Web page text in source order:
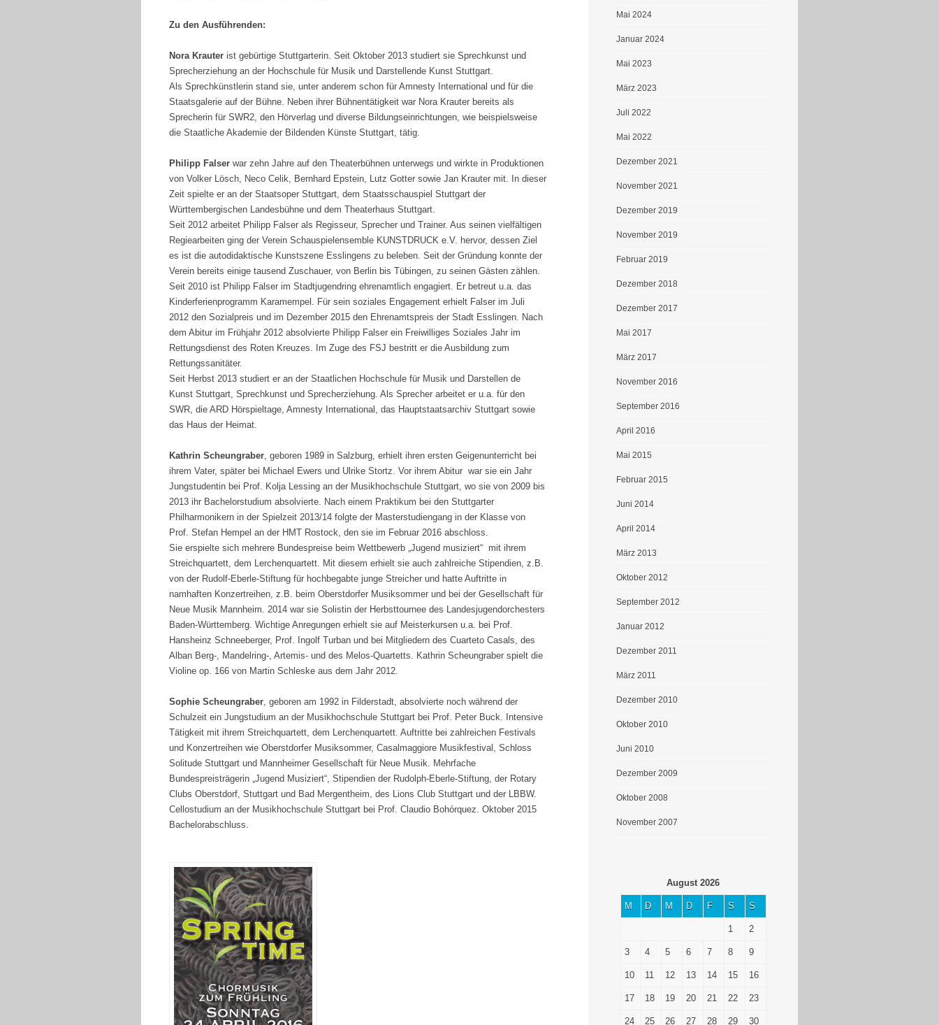
Zu den Ausführenden:
Nora Krauter ist gebürtige Stuttgarterin. Seit Oktober 2013 studiert sie Sprechkunst und
Sprecherziehung an der Hochschule für Musik und Darstellende Kunst Stuttgart.
Als Sprechkünstlerin stand sie, unter anderem schon für Amnesty International und für die
Staatsgalerie auf der Bühne. Neben ihrer Bühnentätigkeit war Nora Krauter bereits als
Sprecherin für SWR2, den Hörverlag und diverse Bildungseinrichtungen, wie beispielsweise
die Staatliche Akademie der Bildenden Künste Stuttgart, tätig.
Philipp Falser war zehn Jahre auf den Theaterbühnen unterwegs und wirkte in Produktionen
von Volker Lösch, Neco Celik, Bernhard Epstein, Lutz Gotter sowie Jan Krauter mit. In dieser
Zeit spielte er an der Staatsoper Stuttgart, dem Staatsschauspiel Stuttgart der
Württembergischen Landesbühne und dem Theaterhaus Stuttgart.
Seit 2012 arbeitet Philipp Falser als Regisseur, Sprecher und Trainer. Aus seinen vielfältigen
Regiearbeiten ging der Verein Schauspielensemble KUNSTDRUCK e.V. hervor, dessen Ziel
es ist die autodidaktische Kunstszene Esslingens zu beleben. Seit der Gründung konnte der
Verein bereits einige tausend Zuschauer, von Berlin bis Tübingen, zu seinen Gästen zählen.
Seit 2010 ist Philipp Falser im Stadtjugendring ehrenamtlich engagiert. Er betreut u.a. das
Kinderferienprogramm Karamempel. Für sein soziales Engagement erhielt Falser im Juli
2012 den Sozialpreis und im Dezember 2015 den Ehrenamtspreis der Stadt Esslingen. Nach
dem Abitur im Frühjahr 2012 absolvierte Philipp Falser ein Freiwilliges Soziales Jahr im
Rettungsdienst des Roten Kreuzes. Im Zuge des FSJ bestritt er die Ausbildung zum
Rettungssanitäter.
Seit Herbst 2013 studiert er an der Staatlichen Hochschule für Musik und Darstellen de
Kunst Stuttgart, Sprechkunst und Sprecherziehung. Als Sprecher arbeitet er u.a. für den
SWR, die ARD Hörspieltage, Amnesty International, das Hauptstaatsarchiv Stuttgart sowie
das Haus der Heimat.
Kathrin Scheungraber, geboren 1989 in Salzburg, erhielt ihren ersten Geigenunterricht bei
ihrem Vater, später bei Michael Ewers und Ulrike Stortz. Vor ihrem Abitur war sie ein Jahr
Jungstudentin bei Prof. Kolja Lessing an der Musikhochschule Stuttgart, wo sie von 2009 bis
2013 ihr Bachelorstudium absolvierte. Nach einem Praktikum bei den Stuttgarter
Philharmonikern in der Spielzeit 2013/14 folgte der Masterstudiengang in der Klasse von
Prof. Stefan Hempel an der HMT Rostock, den sie im Februar 2016 abschloss.
Sie erspielte sich mehrere Bundespreise beim Wettbewerb „Jugend musiziert“ mit ihrem
Streichquartett, dem Lerchenquartett. Mit diesem erhielt sie auch zahlreiche Stipendien, z.B.
von der Rudolf-Eberle-Stiftung für hochbegabte junge Streicher und hatte Auftritte in
namhaften Konzertreihen, z.B. beim Oberstdorfer Musiksommer und bei der Gesellschaft für
Neue Musik Mannheim. 2014 war sie Solistin der Herbsttournee des Landesjugendorchesters
Baden-Württemberg. Wichtige Anregungen erhielt sie auf Meisterkursen u.a. bei Prof.
Hansheinz Schneeberger, Prof. Ingolf Turban und bei Mitgliedern des Cuarteto Casals, des
Alban Berg-, Mandelring-, Artemis- und des Melos-Quartetts. Kathrin Scheungraber spielt die
Violine op. 166 von Martin Schleske aus dem Jahr 2012.
Sophie Scheungraber, geboren am 1992 in Filderstadt, absolvierte noch während der
Schulzeit ein Jungstudium an der Musikhochschule Stuttgart bei Prof. Peter Buck. Intensive
Tätigkeit mit ihrem Streichquartett, dem Lerchenquartett. Auftritte bei zahlreichen Festivals
und Konzertreihen wie Oberstdorfer Musiksommer, Casalmaggiore Musikfestival, Schloss
Solitude Stuttgart und Mannheimer Gesellschaft für Neue Musik. Mehrfache
Bundespreisträgerin „Jugend Musiziert“, Stipendien der Rudolph-Eberle-Stiftung, der Rotary
Clubs Oberstdorf, Stuttgart und Bad Mergentheim, des Lions Club Stuttgart und der LBBW.
Cellostudium an der Musikhochschule Stuttgart bei Prof. Claudio Bohórquez. Oktober 2015
Bachelorabschluss.
Mai 2024
Januar 2024
Mai 2023
März 2023
Juli 2022
Mai 2022
Dezember 2021
November 2021
Dezember 2019
November 2019
Februar 2019
Dezember 2018
Dezember 2017
Mai 2017
März 2017
November 2016
September 2016
April 2016
Mai 2015
Februar 2015
Juni 2014
April 2014
März 2013
Oktober 2012
September 2012
Januar 2012
Dezember 2011
März 2011
Dezember 2010
Oktober 2010
Juni 2010
Dezember 2009
Oktober 2008
November 2007
August 2026
M D M D F S S
1 2
3 4 5 6 7 8 9
10 11 12 13 14 15 16
17 18 19 20 21 22 23
24 25 26 27 28 29 30